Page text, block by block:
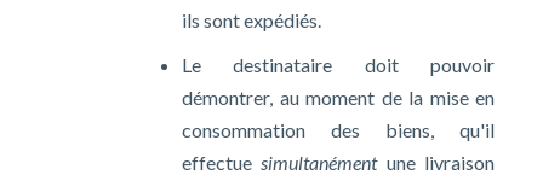
ils sont expédiés.
Le destinataire doit pouvoir
démontrer, au moment de la mise en
consommation des biens, qu'il
effectue simultanémentune livraison